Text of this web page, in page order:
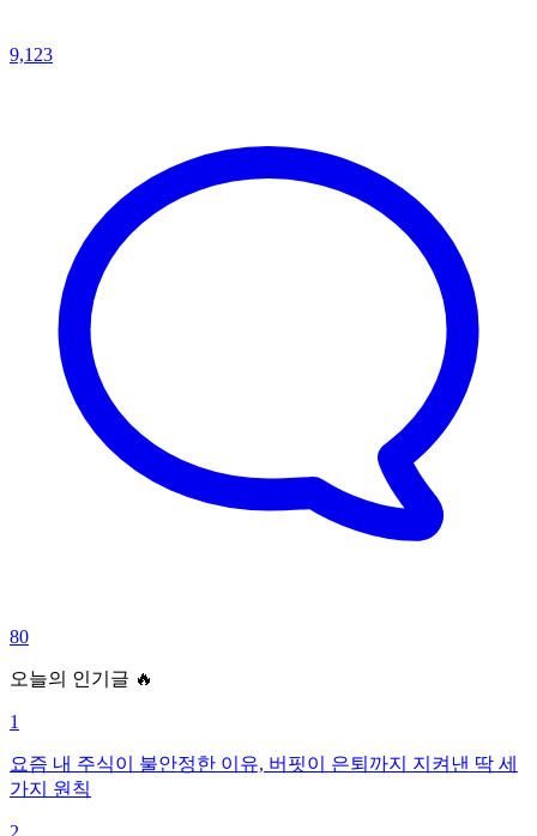
9,123
80
오늘의 인기글 🔥
1
요즘 내 주식이 불안정한 이유, 버핏이 은퇴까지 지켜낸 딱 세
가지 원칙
2